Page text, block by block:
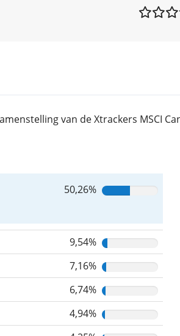
van de Xtrackers MSCI
50,26%
9,54%
7,16%
6,74%
4,94%